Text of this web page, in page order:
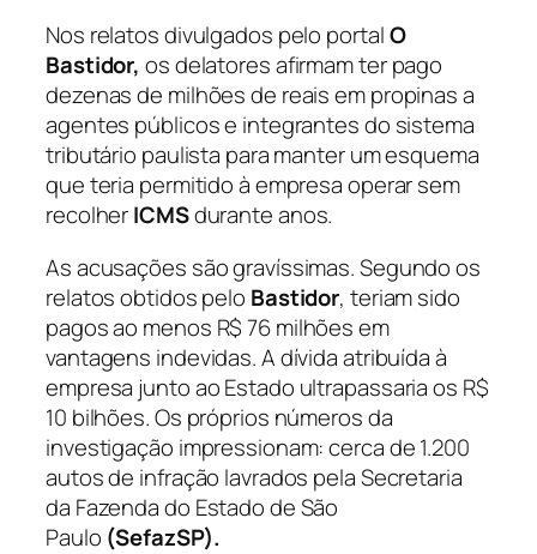
Nos relatos divulgados pelo portalO
Bastidor, os delatores afirmam ter pago
dezenas de milhões de reais em propinas a
agentes públicos e integrantes do sistema
tributário paulista para manter um esquema
que teria permitido à empresa operar sem
recolherICMSdurante anos.
As acusações são gravíssimas. Segundo os
relatos obtidos pelo Bastidor, teriam sido
pagos ao menos R$ 76 milhões em
vantagens indevidas. A dívida atribuída à
empresa junto ao Estado ultrapassaria os R$
10 bilhões. Os próprios números da
investigação impressionam: cerca de 1.200
autos de infração lavrados pela Secretaria
da Fazenda do Estado de São
Paulo (SefazSP).